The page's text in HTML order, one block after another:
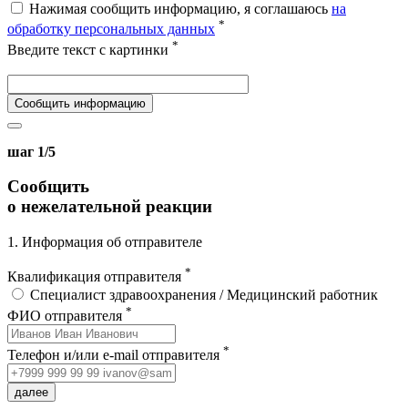
Нажимая сообщить информацию, я соглашаюсь на
обработку персональных данных *
Введите текст с картинки *
Сообщить информацию
шаг 1/5
Сообщить
о нежелательной реакции
1. Информация об отправителе
Квалификация отправителя *
Специалист здравоохранения / Медицинский работник
ФИО отправителя *
Телефон и/или e-mail отправителя *
далее